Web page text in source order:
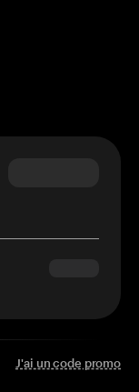
J'ai un code promo